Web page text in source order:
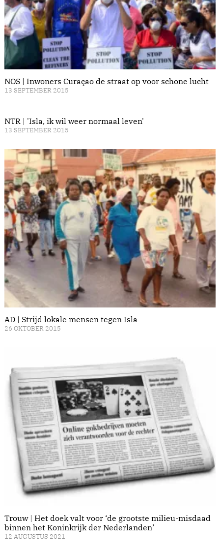
NOS | Inwoners Curaçao de straat op voor schone lucht
13 SEPTEMBER 2015
NTR | 'Isla, ik wil weer normaal leven'
13 SEPTEMBER 2015
AD | Strijd lokale mensen tegen Isla
26 OKTOBER 2015
Trouw | Het doek valt voor ‘de grootste milieu-misdaad
binnen het Koninkrijk der Nederlanden’
12 AUGUSTUS 2021